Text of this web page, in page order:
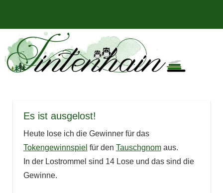
springen
Tintenhain
–
Der
Rezensionen
und
mehr
Es ist ausgelost!
Heute lose ich die Gewinner für das
Tokengewinnspiel für den Tauschgnomaus.
In der Lostrommel sind 14 Lose und das sind die
Gewinne.